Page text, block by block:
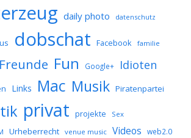
daily photo datenschutz
dobschat Facebook familie
Freunde Fun Google+ Idioten
Links Mac Musik Piratenpartei
privat projekte Sex
Urheberrecht venue music Videos web2.0